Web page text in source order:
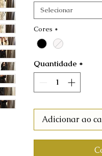
Selecionar
Cores *
Quantidade *
Adicionar ao